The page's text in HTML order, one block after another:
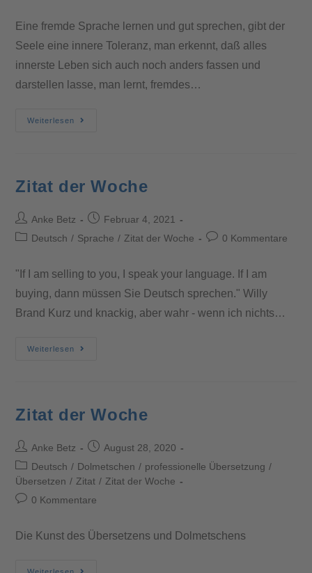
Eine fremde Sprache lernen und gut sprechen, gibt der
Seele eine innere Toleranz, man erkennt, daß alles
innerste Leben sich auch noch anders fassen und
darstellen lasse, man lernt, fremdes…
Weiterlesen
Zitat der Woche
Anke Betz
Februar 4, 2021
Deutsch / Sprache / Zitat der Woche 0 Kommentare
"If I am selling to you, I speak your language. If I am
buying, dann müssen Sie Deutsch sprechen." Willy
Brand Kurz und knackig, aber wahr - wenn ich nichts…
Weiterlesen
Zitat der Woche
Anke Betz
August 28, 2020
Deutsch / Dolmetschen / professionelle Übersetzung /
Übersetzen / Zitat / Zitat der Woche
0 Kommentare
Die Kunst des Übersetzens und Dolmetschens